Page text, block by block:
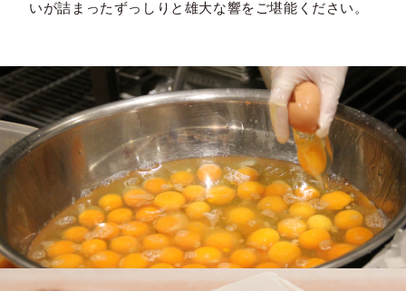
いが詰まったずっしりと雄大な響をご堪能ください。